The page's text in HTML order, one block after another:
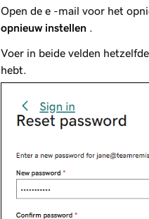
Open de e -mail voor het
opnieuw instellen
Voer in beide velden
hebt.